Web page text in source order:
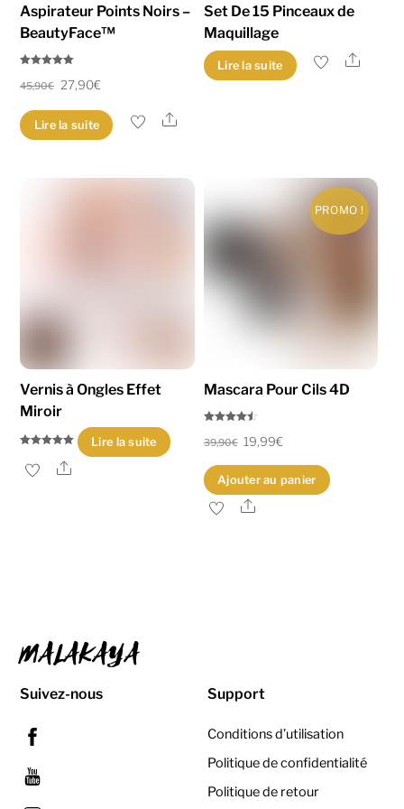
Aspirateur Points Noirs –
BeautyFace™
5.00
sur 5
45,90€ Le
prix
initial
45,90€.
27,90€Le
prix
actuel
27,90€.
Lire la suite Share
Set De 15 Pinceaux de
Maquillage
Lire la suite Share
Vernis à Ongles Effet
Miroir
5.00
sur 5
Lire la suite
Share
PROMO !
Mascara Pour Cils 4D
4.45
sur 5
39,90€ Le
prix
était :
19,99€
prix
actuel
Ajouter au panier
Share
MALAKAYA
Suivez-nous Support
Conditions d’utilisation
Politique de confidentialité
Politique de retour